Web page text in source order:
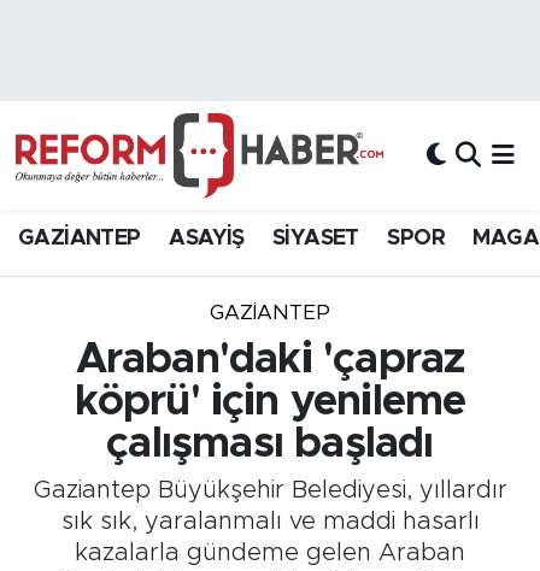
GAZİANTEP ASAYİŞ SİYASET SPOR
GAZIANTEP
Araban'daki 'çapraz
köprü' için yenileme
çalışması başladı
Gaziantep Büyükşehir Belediyesi, yıllardır
sık sık, yaralanmalı ve maddi hasarlı
kazalarla gündeme gelen Araban
Hava Durumu
Süper Lig Puan Durumu ve Fikstür
Son Dakika Haberleri
Haber Arşivi